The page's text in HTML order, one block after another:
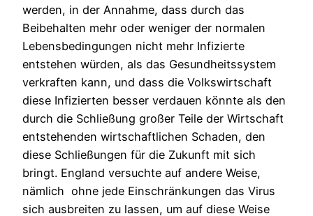
werden, in der Annahme, dass durch das
Beibehalten mehr oder weniger der normalen
Lebensbedingungen nicht mehr Infizierte
entstehen würden, als das Gesundheitssystem
verkraften kann, und dass die Volkswirtschaft
diese Infizierten besser verdauen könnte als den
durch die Schließung großer Teile der Wirtschaft
entstehenden wirtschaftlichen Schaden, den
diese Schließungen für die Zukunft mit sich
bringt. England versuchte auf andere Weise,
nämlich ohne jede Einschränkungen das Virus
sich ausbreiten zu lassen, um auf diese Weise